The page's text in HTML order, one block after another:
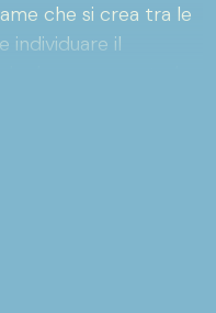
che si crea tra le
individuare il
precisa di far
memoriae che
particolarmente
un incidente di
fatalità che è